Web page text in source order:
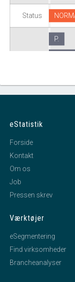
Status
P.
CJ
eStatistik
Forside
Kontakt
Om os
Job
Pressen skrev
Værktøjer
eSegmentering
Find virksomheder
Brancheanalyser